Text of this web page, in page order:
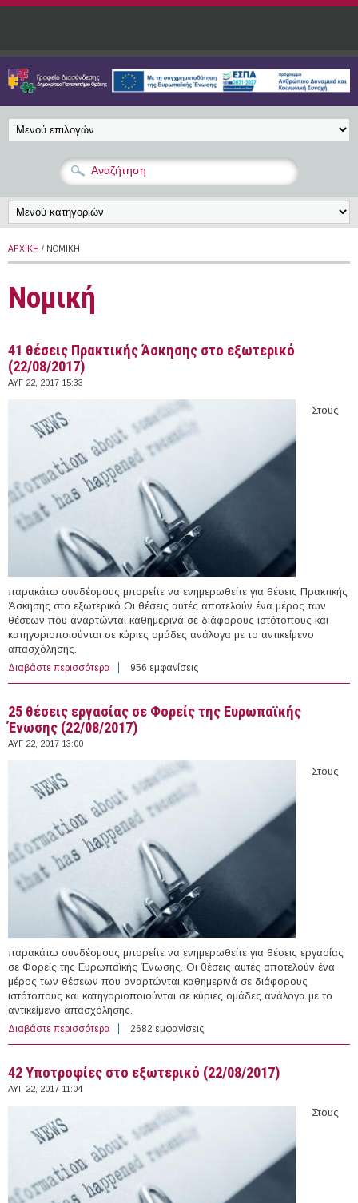
Παράκαμψη προς το κυρίως περιεχόμενο
ΑΡΧΙΚΉ / ΝΟΜΙΚΉ
Νομική
41 θέσεις Πρακτικής Άσκησης στο εξωτερικό
(22/08/2017)
ΑΥΓ 22, 2017 15:33
Στους
παρακάτω συνδέσμους μπορείτε να ενημερωθείτε για θέσεις Πρακτικής
Άσκησης στο εξωτερικό Οι θέσεις αυτές αποτελούν ένα μέρος των
θέσεων που αναρτώνται καθημερινά σε διάφορους ιστότοπους και
κατηγοριοποιούνται σε κύριες ομάδες ανάλογα με το αντικείμενο
απασχόλησης.
Διαβάστε περισσότερα για 41 θέσεις Πρακτικής Άσκησης στο εξωτερικό
(22/08/2017)
956 εμφανίσεις
25 θέσεις εργασίας σε Φορείς της Ευρωπαϊκής
Ένωσης (22/08/2017)
ΑΥΓ 22, 2017 13:00
Στους
παρακάτω συνδέσμους μπορείτε να ενημερωθείτε για θέσεις εργασίας
σε Φορείς της Ευρωπαϊκής Ένωσης. Οι θέσεις αυτές αποτελούν ένα
μέρος των θέσεων που αναρτώνται καθημερινά σε διάφορους
ιστότοπους και κατηγοριοποιούνται σε κύριες ομάδες ανάλογα με το
αντικείμενο απασχόλησης.
Διαβάστε περισσότερα για 25 θέσεις εργασίας σε Φορείς της Ευρωπαϊκής
Ένωσης (22/08/2017)
2682 εμφανίσεις
42 Υποτροφίες στο εξωτερικό (22/08/2017)
ΑΥΓ 22, 2017 11:04
Στους